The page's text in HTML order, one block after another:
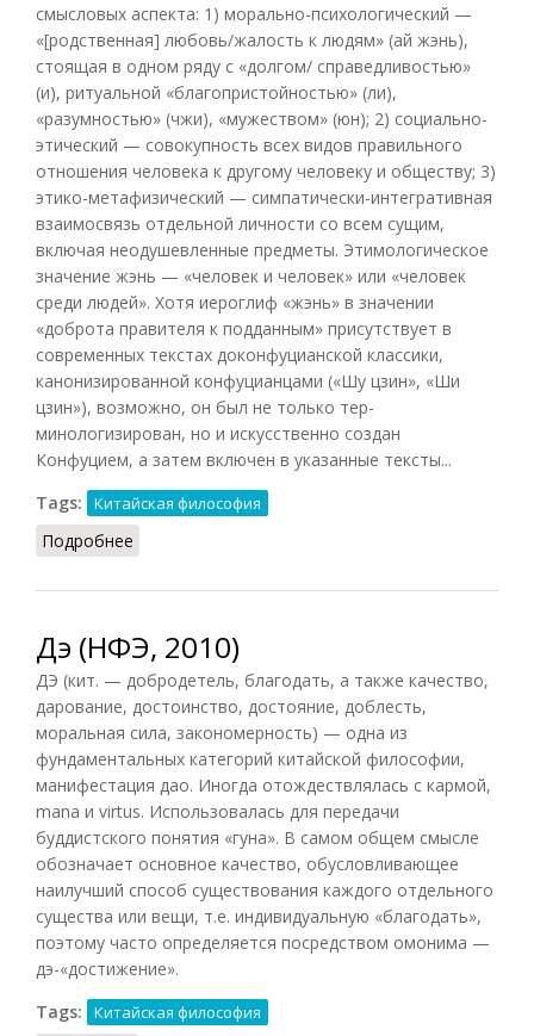
смысловых аспекта: 1) морально-психологический —
«[родственная] любовь/жалость к людям» (ай жэнь),
стоящая в одном ряду с «долгом/ справедливостью»
(и), ритуальной «благопристойностью» (ли),
«разумностью» (чжи), «мужеством» (юн); 2) социально-
этический — совокупность всех видов правильного
отношения человека к другому человеку и обществу; 3)
этико-метафизический — симпатически-интегративная
взаимосвязь отдельной личности со всем сущим,
включая неодушевленные предметы. Этимологическое
значение жэнь — «человек и человек» или «человек
среди людей». Хотя иероглиф «жэнь» в значении
«доброта правителя к подданным» присутствует в
современных текстах доконфуцианской классики,
канонизированной конфуцианцами («Шу цзин», «Ши
цзин»), возможно, он был не только тер-
минологизирован, но и искусственно создан
Конфуцием, а затем включен в указанные тексты...
Tags:
Китайская философия
Подробнее
Дэ (НФЭ, 2010)
ДЭ (кит. — добродетель, благодать, а также качество,
дарование, достоинство, достояние, доблесть,
моральная сила, закономерность) — одна из
фундаментальных категорий китайской философии,
манифестация дао. Иногда отождествлялась с кармой,
mana и virtus. Использовалась для передачи
буддистского понятия «гуна». В самом общем смысле
обозначает основное качество, обусловливающее
наилучший способ существования каждого отдельного
существа или вещи, т.е. индивидуальную «благодать»,
поэтому часто определяется посредством омонима —
дэ-«достижение».
Tags:
Китайская философия